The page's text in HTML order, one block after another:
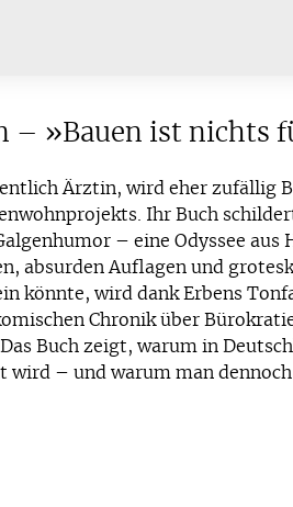
– »Bauen ist nichts
Ärztin, wird eher zufällig
Ihr Buch
– eine Odyssee aus
absurden Auflagen und
könnte, wird dank Erbens
Chronik über
Buch zeigt, warum in
wird – und warum man